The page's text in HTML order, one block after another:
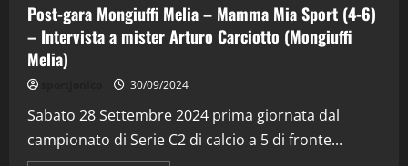
Post-gara Mongiuffi Melia – Mamma Mia Sport (4-6)
– Intervista a mister Arturo Carciotto (Mongiuffi
Melia)
30/09/2024
Sabato 28 Settembre 2024 prima giornata dal
campionato di Serie C2 di calcio a 5 di fronte...
2
“SportEmpire” in Podcast: 29^ Puntata
(Martedi 28 Aprile 2026)
28/04/2026